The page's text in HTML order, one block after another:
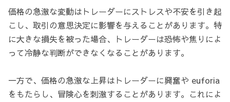
価格の急激な変動はトレーダーにストレスや不安を引き起
こし、取引の意思決定に影響を与えることがあります。特
に大きな損失を被った場合、トレーダーは恐怖や焦りによ
って冷静な判断ができなくなることがあります。
一方で、価格の急激な上昇はトレーダーに興奮や euforia
をもたらし、冒険心を刺激することがあります。これによ